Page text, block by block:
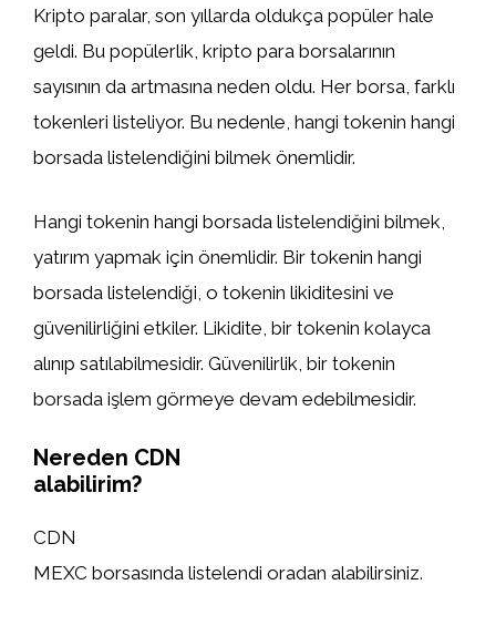
Kripto paralar, son yıllarda oldukça popüler hale
geldi. Bu popülerlik, kripto para borsalarının
sayısının da artmasına neden oldu. Her borsa, farklı
tokenleri listeliyor. Bu nedenle, hangi tokenin hangi
borsada listelendiğini bilmek önemlidir.
Hangi tokenin hangi borsada listelendiğini bilmek,
yatırım yapmak için önemlidir. Bir tokenin hangi
borsada listelendiği, o tokenin likiditesini ve
güvenilirliğini etkiler. Likidite, bir tokenin kolayca
alınıp satılabilmesidir. Güvenilirlik, bir tokenin
borsada işlem görmeye devam edebilmesidir.
Nereden CDN
alabilirim?
CDN
MEXC borsasında listelendi oradan alabilirsiniz.